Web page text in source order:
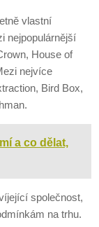
vlastní
nejpopulárnější
House of
nejvíce
Bird Box,
a co dělat,
společnost,
na trhu.